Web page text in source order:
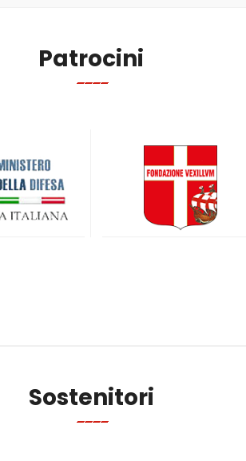
Patrocini
Sostenitori